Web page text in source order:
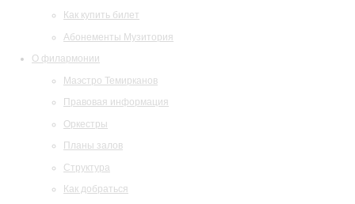
Как купить билет
Абонементы Музитория
О филармонии
Маэстро Темирканов
Правовая информация
Оркестры
Планы залов
Структура
Как добраться